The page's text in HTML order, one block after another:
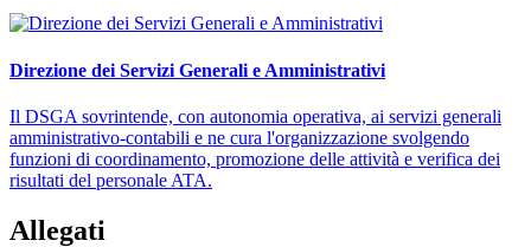
Direzione dei Servizi Generali e Amministrativi
Il DSGA sovrintende, con autonomia operativa, ai servizi generali
amministrativo-contabili e ne cura l'organizzazione svolgendo
funzioni di coordinamento, promozione delle attività e verifica dei
risultati del personale ATA.
Allegati